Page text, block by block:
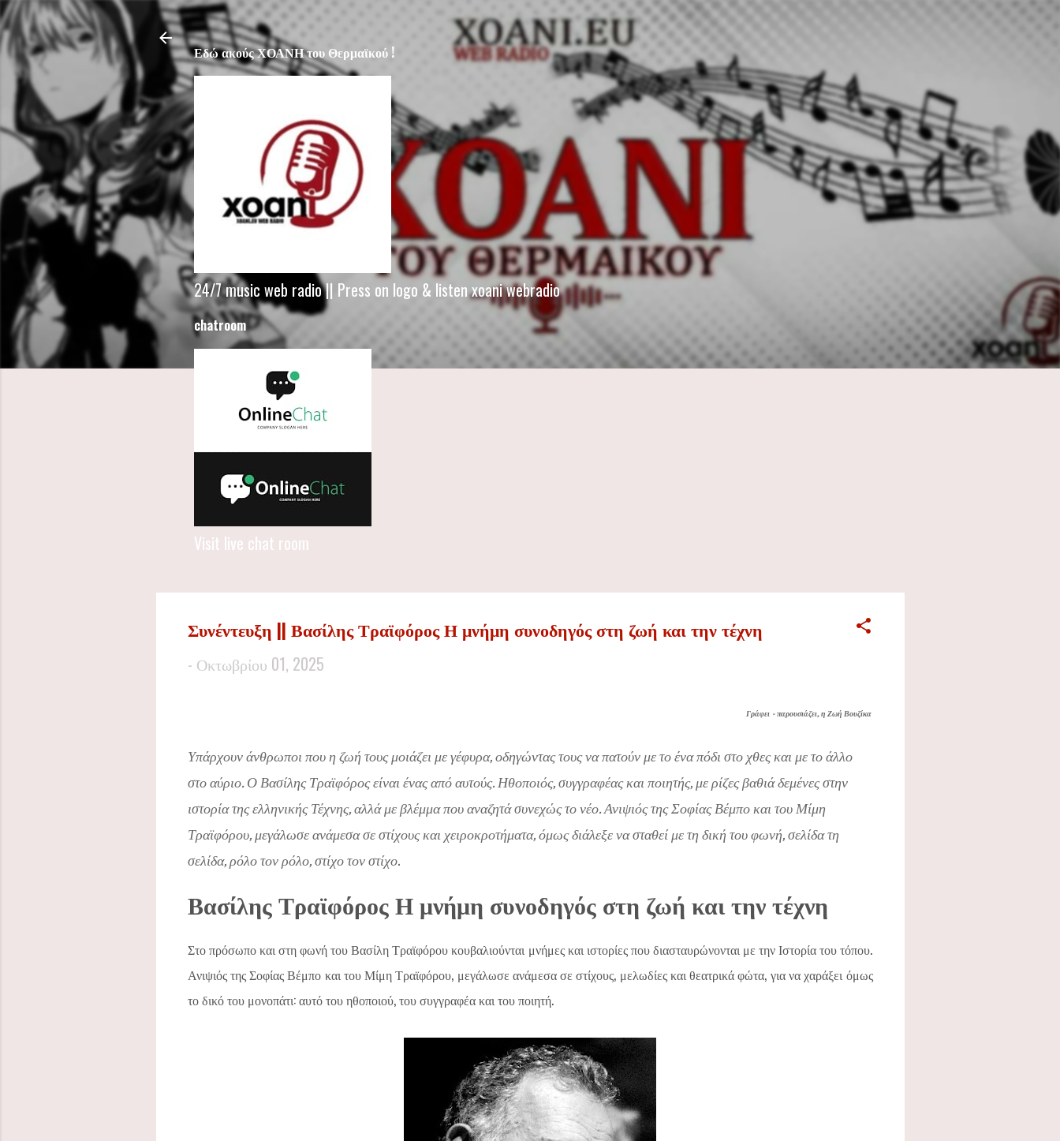
Μετάβαση στο κύριο περιεχόμενο
Εδώ ακούς ΧΟΑΝΗ του Θερμαϊκού !
24/7 music web radio || Press on logo & listen xoani webradio
chatroom
Visit live chat room
Συνέντευξη || Βασίλης Τραϊφόρος Η μνήμη συνοδηγός στη ζωή και την τέχνη
- Οκτωβρίου 01, 2025
Γράφει - παρουσιάζει, η Ζωή Βουζίκα
Υπάρχουν άνθρωποι που η ζωή τους μοιάζει με γέφυρα, οδηγώντας τους να πατούν με το ένα πόδι στο χθες και με το άλλο
στο αύριο. Ο Βασίλης Τραϊφόρος είναι ένας από αυτούς. Ηθοποιός, συγγραφέας και ποιητής, με ρίζες βαθιά δεμένες στην
ιστορία της ελληνικής Τέχνης, αλλά με βλέμμα που αναζητά συνεχώς το νέο. Ανιψιός της Σοφίας Βέμπο και του Μίμη
Τραϊφόρου, μεγάλωσε ανάμεσα σε στίχους και χειροκροτήματα, όμως διάλεξε να σταθεί με τη δική του φωνή, σελίδα τη
σελίδα, ρόλο τον ρόλο, στίχο τον στίχο.
Βασίλης Τραϊφόρος Η μνήμη συνοδηγός στη ζωή και την τέχνη
Στο πρόσωπο και στη φωνή του Βασίλη Τραϊφόρου κουβαλιούνται μνήμες και ιστορίες που διασταυρώνονται με την Ιστορία του τόπου.
Ανιψιός της Σοφίας Βέμπο και του Μίμη Τραϊφόρου, μεγάλωσε ανάμεσα σε στίχους, μελωδίες και θεατρικά φώτα, για να χαράξει όμως
το δικό του μονοπάτι: αυτό του ηθοποιού, του συγγραφέα και του ποιητή.